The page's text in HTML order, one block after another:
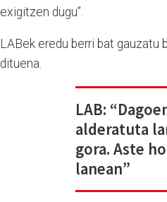
exigitzen dugu”.
LABek eredu berri bat
dituena.
LAB:
alderatuta
gora. Aste
lanean”